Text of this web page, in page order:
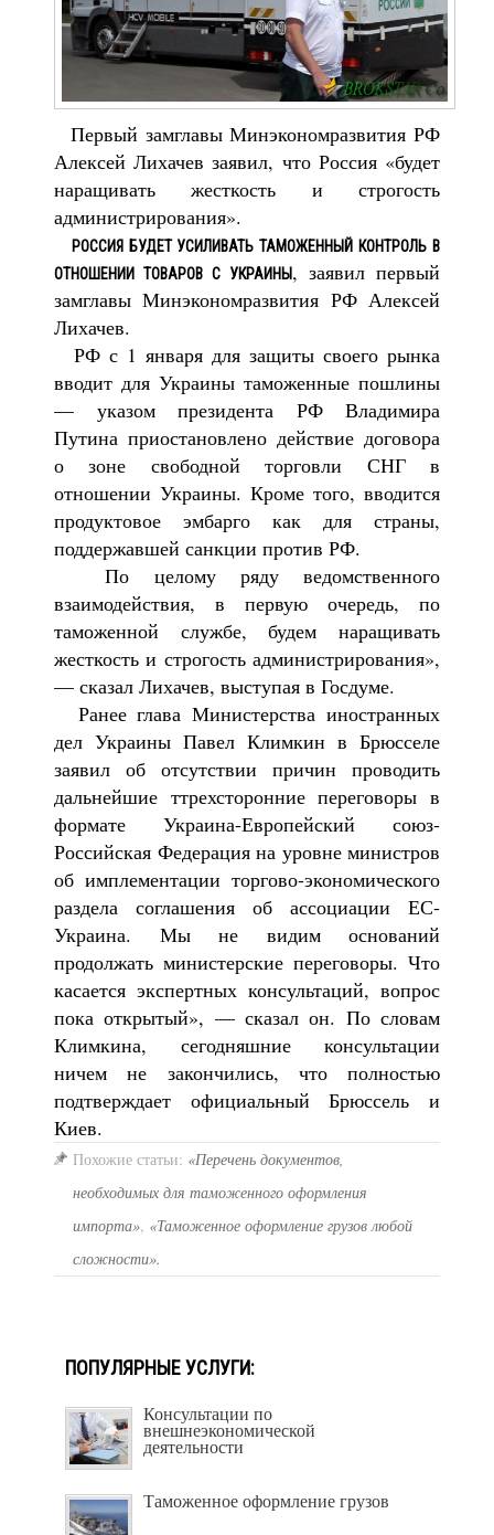
Первый замглавы Минэкономразвития РФ
Алексей Лихачев заявил, что Россия «будет
наращивать жесткость и строгость
администрирования».
РОССИЯ БУДЕТ УСИЛИВАТЬ ТАМОЖЕННЫЙ КОНТРОЛЬ В
ОТНОШЕНИИ ТОВАРОВ С УКРАИНЫ, заявил первый
замглавы Минэкономразвития РФ Алексей
Лихачев.
РФ с 1 января для защиты своего рынка
вводит для Украины таможенные пошлины
— указом президента РФ Владимира
Путина приостановлено действие договора
о зоне свободной торговли СНГ в
отношении Украины. Кроме того, вводится
продуктовое эмбарго как для страны,
поддержавшей санкции против РФ.
По целому ряду ведомственного
взаимодействия, в первую очередь, по
таможенной службе, будем наращивать
жесткость и строгость администрирования»,
— сказал Лихачев, выступая в Госдуме.
Ранее глава Министерства иностранных
дел Украины Павел Климкин в Брюсселе
заявил об отсутствии причин проводить
дальнейшие ттрехсторонние переговоры в
формате Украина-Европейский союз-
Российская Федерация на уровне министров
об имплементации торгово-экономического
раздела соглашения об ассоциации ЕС-
Украина. Мы не видим оснований
продолжать министерские переговоры. Что
касается экспертных консультаций, вопрос
пока открытый», — сказал он. По словам
Климкина, сегодняшние консультации
ничем не закончились, что полностью
подтверждает официальный Брюссель и
Киев.
Похожие статьи: «Перечень документов,
необходимых для таможенного оформления
импорта», «Таможенное оформление грузов любой
сложности».
ПОПУЛЯРНЫЕ УСЛУГИ:
Консультации по
внешнеэкономической
деятельности
Таможенное оформление грузов